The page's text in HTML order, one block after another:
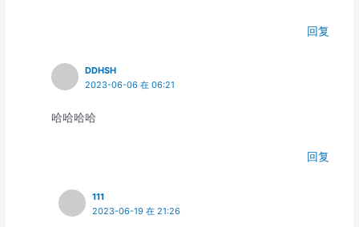
回复
DDHSH
2023-06-06 在 06:21
哈哈哈哈
回复
111
2023-06-19 在 21:26